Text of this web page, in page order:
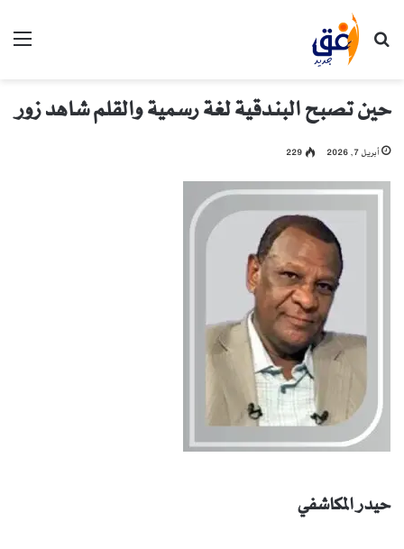
بحث عن
حين تصبح البندقية لغة رسمية والقلم شاهد زور
أبريل 7, 2026 229
حيدر المكاشفي